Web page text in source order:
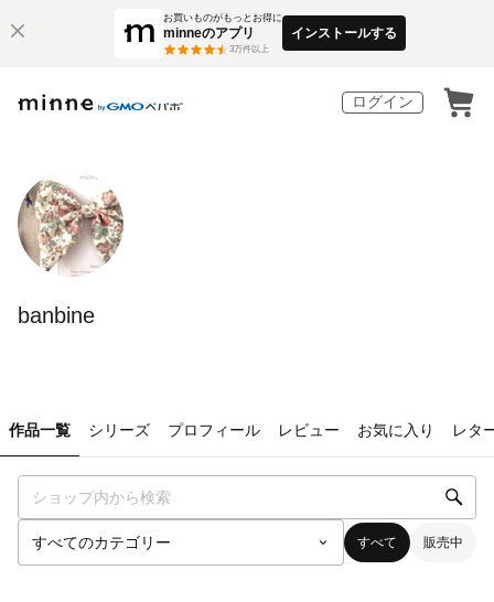
お買いものがもっとお得に
minneのアプリ
3万件以上
インストールする
ログイン
banbine
作品一覧 シリーズ プロフィール レビュー お気に入り レタ
すべて 販売中